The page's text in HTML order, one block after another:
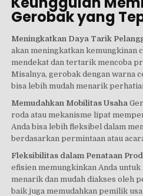
Gerobak yang
Meningkatkan Daya Tarik
akan meningkatkan kemungkinan
mendekat dan tertarik mencoba
Misalnya, gerobak dengan warna
bisa lebih mudah menarik
Memudahkan Mobilitas Usaha
roda atau mekanisme lipat
Anda bisa lebih fleksibel dalam
berdasarkan permintaan atau
Fleksibilitas dalam Penataan
efisien memungkinkan Anda
menarik dan mudah diakses oleh
baik juga memudahkan pemilik